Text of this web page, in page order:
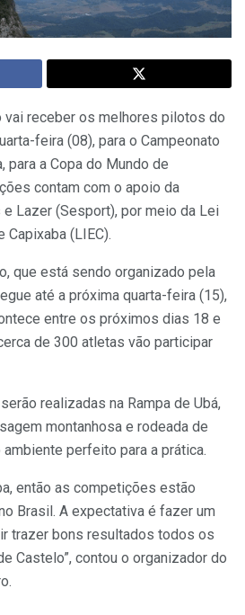
vai receber os melhores pilotos do
feira (08), para o Campeonato
para a Copa do Mundo de
contam com o apoio da
Lazer (Sesport), por meio da Lei
(LIEC).
que está sendo organizado pela
até a próxima quarta-feira (15),
entre os próximos dias 18 e
de 300 atletas vão participar
realizadas na Rampa de Ubá,
montanhosa e rodeada de
perfeito para a prática.
então as competições estão
Brasil. A expectativa é fazer um
trazer bons resultados todos os
Castelo”, contou o organizador do